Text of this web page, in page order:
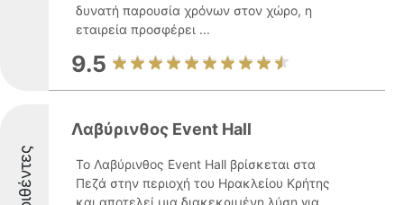
δυνατή παρουσία χρόνων στον χώρο, η
εταιρεία προσφέρει ...
9.5
Λαβύρινθος Event Hall
Το Λαβύρινθος Event Hall βρίσκεται στα
Πεζά στην περιοχή του Ηρακλείου Κρήτης
και αποτελεί μια διακεκριμένη λύση για